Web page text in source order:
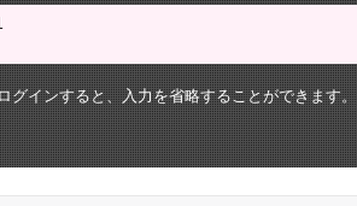
グインすると、入力を省略することができます。